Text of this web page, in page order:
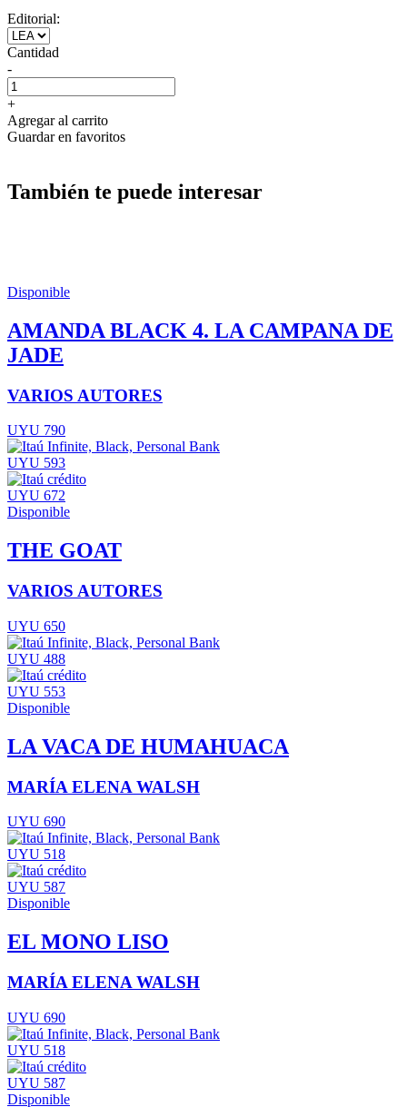
Editorial:
Cantidad
-
+
Agregar al carrito
Guardar en favoritos
También te puede interesar
Disponible
AMANDA BLACK 4. LA CAMPANA DE
JADE
VARIOS AUTORES
UYU 790
UYU 593
UYU 672
Disponible
THE GOAT
VARIOS AUTORES
UYU 650
UYU 488
UYU 553
Disponible
LA VACA DE HUMAHUACA
MARÍA ELENA WALSH
UYU 690
UYU 518
UYU 587
Disponible
EL MONO LISO
MARÍA ELENA WALSH
UYU 690
UYU 518
UYU 587
Disponible